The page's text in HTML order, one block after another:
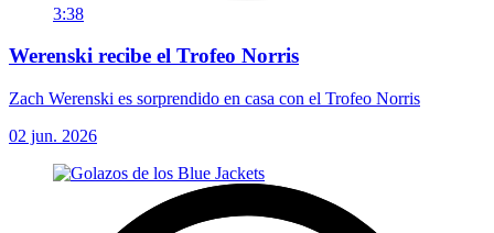
3:38
Werenski recibe el Trofeo Norris
Zach Werenski es sorprendido en casa con el Trofeo Norris
02 jun. 2026